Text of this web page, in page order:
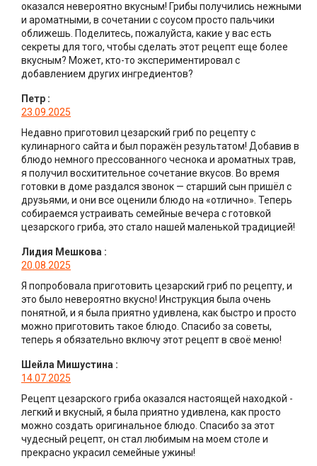
оказался невероятно вкусным! Грибы получились нежными
и ароматными, в сочетании с соусом просто пальчики
оближешь. Поделитесь, пожалуйста, какие у вас есть
секреты для того, чтобы сделать этот рецепт еще более
вкусным? Может, кто-то экспериментировал с
добавлением других ингредиентов?
Петр :
23.09.2025
Недавно приготовил цезарский гриб по рецепту с
кулинарного сайта и был поражён результатом! Добавив в
блюдо немного прессованного чеснока и ароматных трав,
я получил восхитительное сочетание вкусов. Во время
готовки в доме раздался звонок — старший сын пришёл с
друзьями, и они все оценили блюдо на «отлично». Теперь
собираемся устраивать семейные вечера с готовкой
цезарского гриба, это стало нашей маленькой традицией!
Лидия Мешкова :
20.08.2025
Я попробовала приготовить цезарский гриб по рецепту, и
это было невероятно вкусно! Инструкция была очень
понятной, и я была приятно удивлена, как быстро и просто
можно приготовить такое блюдо. Спасибо за советы,
теперь я обязательно включу этот рецепт в своё меню!
Шейла Мишустина :
14.07.2025
Рецепт цезарского гриба оказался настоящей находкой -
легкий и вкусный, я была приятно удивлена, как просто
можно создать оригинальное блюдо. Спасибо за этот
чудесный рецепт, он стал любимым на моем столе и
прекрасно украсил семейные ужины!